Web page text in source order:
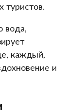
туристов.
вода,
каждый,
и